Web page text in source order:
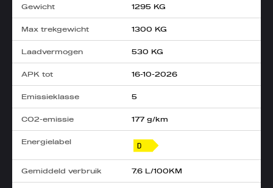
Gewicht 1295 KG
Max trekgewicht 1300 KG
Laadvermogen 530 KG
APK tot 16-10-2026
Emissieklasse 5
CO2-emissie 177 g/km
Energielabel
Gemiddeld verbruik 7.6 L/100KM